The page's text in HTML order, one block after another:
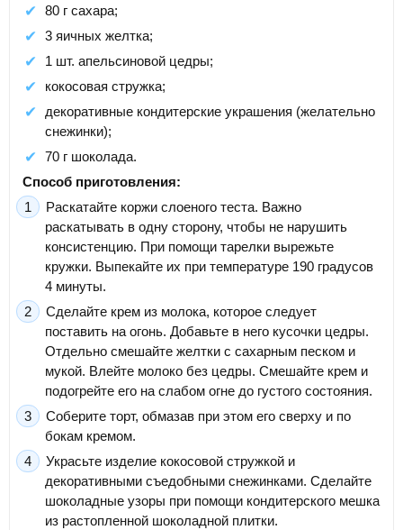
80 г сахара;
3 яичных желтка;
1 шт. апельсиновой цедры;
кокосовая стружка;
декоративные кондитерские украшения (желательно
снежинки);
70 г шоколада.
Способ приготовления:
Раскатайте коржи слоеного теста. Важно
раскатывать в одну сторону, чтобы не нарушить
консистенцию. При помощи тарелки вырежьте
кружки. Выпекайте их при температуре 190 градусов
4 минуты.
Сделайте крем из молока, которое следует
поставить на огонь. Добавьте в него кусочки цедры.
Отдельно смешайте желтки с сахарным песком и
мукой. Влейте молоко без цедры. Смешайте крем и
подогрейте его на слабом огне до густого состояния.
Соберите торт, обмазав при этом его сверху и по
бокам кремом.
Украсьте изделие кокосовой стружкой и
декоративными съедобными снежинками. Сделайте
шоколадные узоры при помощи кондитерского мешка
из растопленной шоколадной плитки.